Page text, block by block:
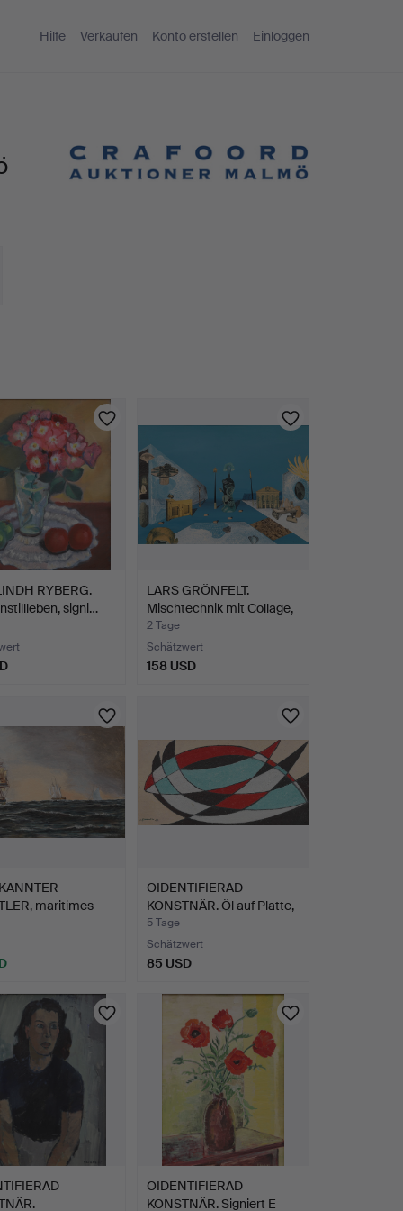
Hilfe Verkaufen Konto erstellen Einloggen
RYBERG.
signi…
LARS GRÖNFELT.
Mischtechnik mit Collage,
"…
2 Tage
Schätzwert
158 USD
maritimes
…
OIDENTIFIERAD
KONSTNÄR. Öl auf Platte,
sig…
5 Tage
Schätzwert
85 USD
OIDENTIFIERAD
KONSTNÄR. Signiert E